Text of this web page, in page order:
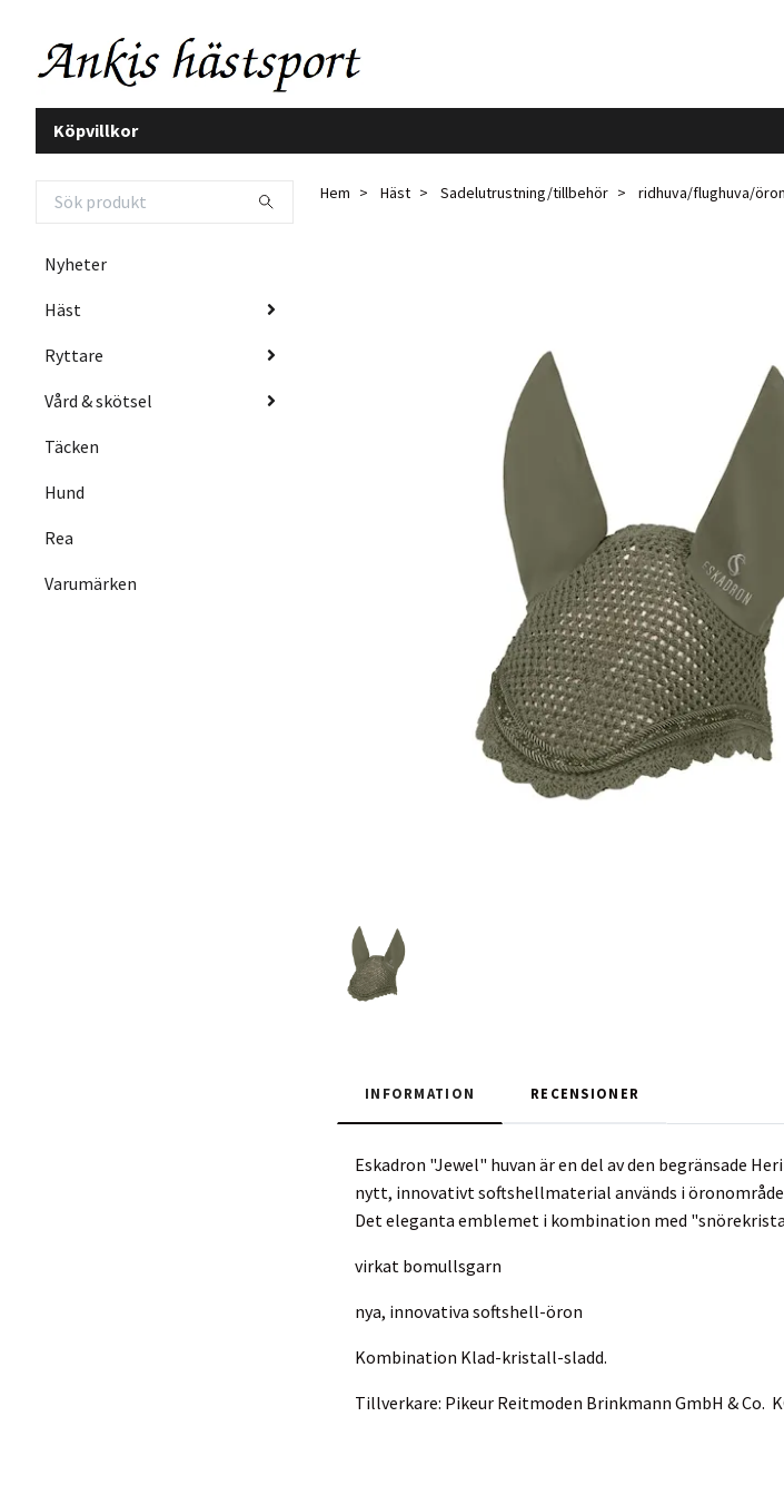
Köpvillkor
Nyheter
Häst
Ryttare
Vård & skötsel
Täcken
Hund
Rea
Varumärken
Hem Häst Sadelutrustning/tillbehör ridhuva/flughuva/
INFORMATION RECENSIONER
Eskadron "Jewel" huvan är en del av den begränsade
nytt, innovativt softshellmaterial används i
Det eleganta emblemet i kombination med
virkat bomullsgarn
nya, innovativa softshell-öron
Kombination Klad-kristall-sladd.
Tillverkare: Pikeur Reitmoden Brinkmann GmbH & Co.